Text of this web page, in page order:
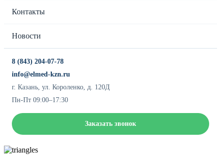
Контакты
Новости
8 (843) 204-07-78
info@elmed-kzn.ru
г. Казань, ул. Короленко, д. 120Д
Пн-Пт 09:00–17:30
Заказать звонок